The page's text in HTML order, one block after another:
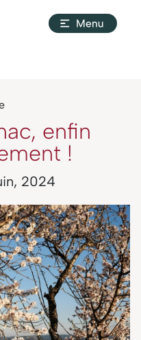
enfin
!
2024